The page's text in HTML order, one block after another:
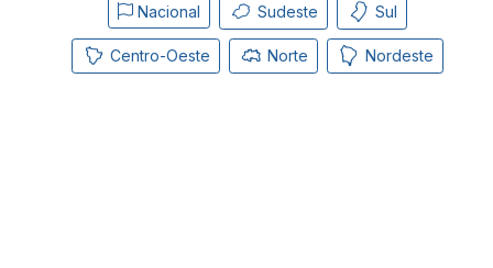
Nacional Sudeste Sul
Centro-Oeste Norte Nordeste